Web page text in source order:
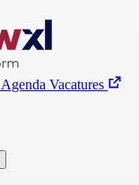
Agenda Vacatures